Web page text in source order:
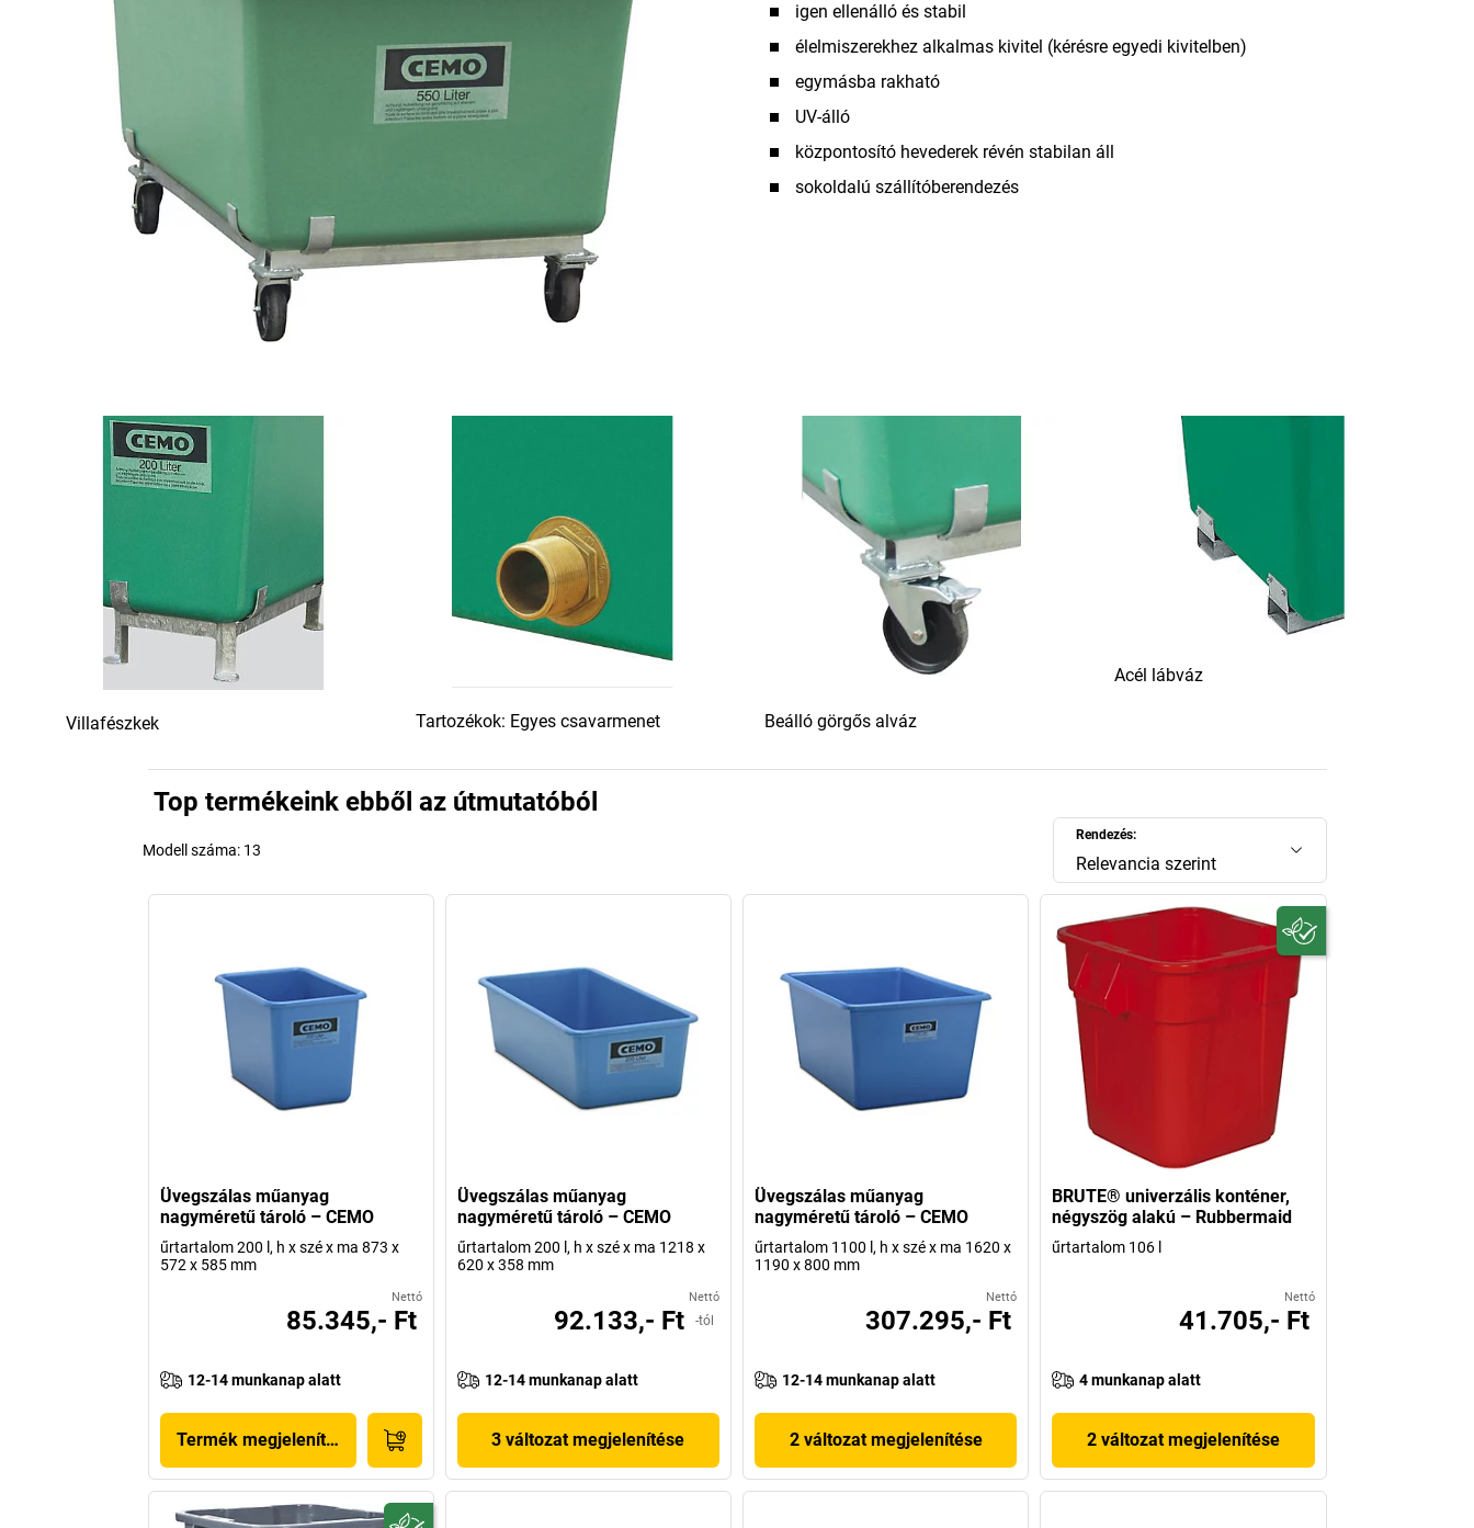
igen ellenálló és stabil
élelmiszerekhez alkalmas kivitel (kérésre egyedi kivitelben)
egymásba rakható
UV-álló
központosító hevederek révén stabilan áll
sokoldalú szállítóberendezés
Villafészkek Tartozékok: Egyes csavarmenet Beálló görgős alváz
Acél lábváz
Top termékeink ebből az útmutatóból
Rendezés:
Relevancia szerint
Modell száma: 13
Üvegszálas műanyag
nagyméretű tároló – CEMO
űrtartalom 200 l, h x szé x ma 873 x
572 x 585 mm
Nettó
85.345,- Ft
12-14 munkanap alatt
Termék megjelenítése
Üvegszálas műanyag
nagyméretű tároló – CEMO
űrtartalom 200 l, h x szé x ma 1218 x
620 x 358 mm
Nettó
92.133,- Ft -tól
12-14 munkanap alatt
3 változat megjelenítése
Üvegszálas műanyag
nagyméretű tároló – CEMO
űrtartalom 1100 l, h x szé x ma 1620 x
1190 x 800 mm
Nettó
307.295,- Ft
12-14 munkanap alatt
2 változat megjelenítése
BRUTE® univerzális konténer,
négyszög alakú – Rubbermaid
űrtartalom 106 l
Nettó
41.705,- Ft
4 munkanap alatt
2 változat megjelenítése